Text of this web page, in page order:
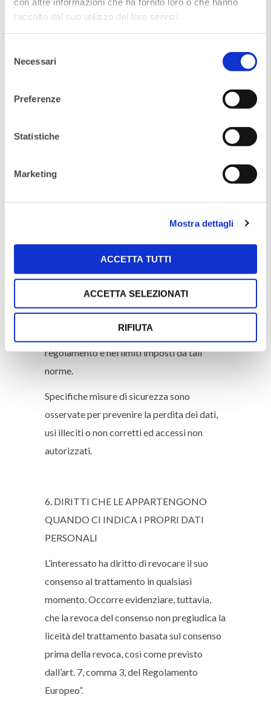
raccolto dal suo utilizzo dei loro servizi.
delNecessari
Preferenze
Statistiche
Marketing
Mostra dettagli
ACCETTA TUTTI
ACCETTA SELEZIONATI
RIFIUTA
dell’interessato e a obblighi di legge –
Necessità di dare esecuzione a richieste
• Al fine dell’invio di comunicazioni
I dati saranno trattati, mediante l’ausilio di
e potranno essere comunicati solo a
responsabili e persone incaricate al
trattamento dati dal Titolare.
Inoltre, i dati dell’interessato potranno
essere comunicati a soggetti, pubblici e
privati, che possono accedere ai dati in
forza di disposizioni di legge o di
regolamento e nei limiti imposti da tali
norme.
Specifiche misure di sicurezza sono
osservate per prevenire la perdita dei dati,
usi illeciti o non corretti ed accessi non
autorizzati.
6. DIRITTI CHE LE APPARTENGONO
QUANDO CI INDICA I PROPRI DATI
PERSONALI
L’interessato ha diritto di revocare il suo
consenso al trattamento in qualsiasi
momento. Occorre evidenziare, tuttavia,
che la revoca del consenso non pregiudica la
liceità del trattamento basata sul consenso
prima della revoca, così come previsto
dall’art. 7, comma 3, del Regolamento
Europeo”.